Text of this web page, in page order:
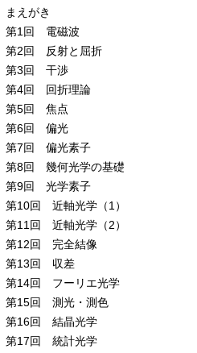
まえがき
第1回 電磁波
第2回 反射と屈折
第3回 干渉
第4回 回折理論
第5回 焦点
第6回 偏光
第7回 偏光素子
第8回 幾何光学の基礎
第9回 光学素子
第10回 近軸光学（1）
第11回 近軸光学（2）
第12回 完全結像
第13回 収差
第14回 フーリエ光学
第15回 測光・測色
第16回 結晶光学
第17回 統計光学